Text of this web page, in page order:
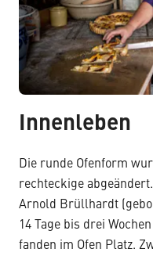
Innenleben
Die runde Ofenform
rechteckige
Arnold Brüllhardt
14 Tage bis drei
fanden im Ofen Platz.